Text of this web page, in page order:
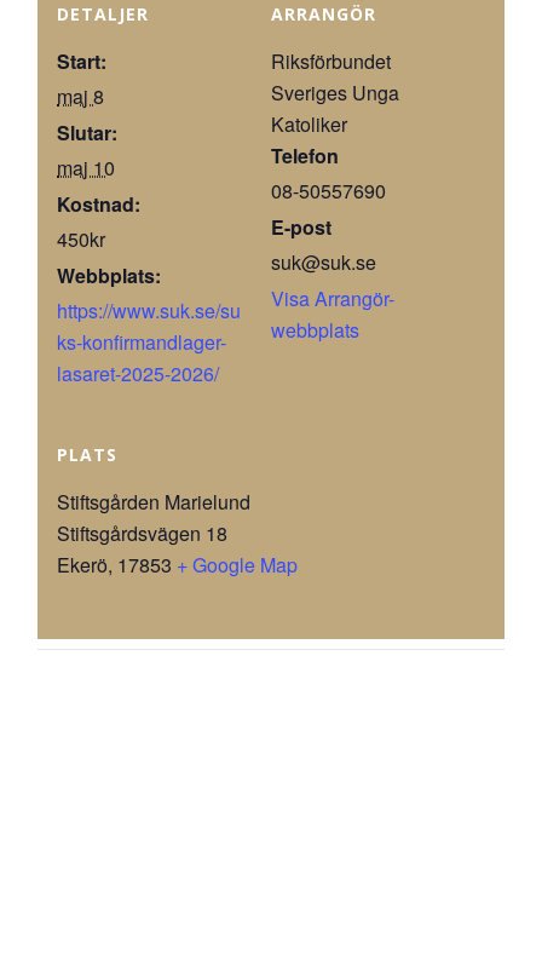
DETALJER
Start:
maj 8
Slutar:
maj 10
Kostnad:
450kr
Webbplats:
https://www.suk.se/su
ks-konfirmandlager-
lasaret-2025-2026/
PLATS
Stiftsgården Marielund
Stiftsgårdsvägen 18
Ekerö, 17853 + Google Map
ARRANGÖR
Riksförbundet
Sveriges Unga
Katoliker
Telefon
08-50557690
E-post
suk@suk.se
Visa Arrangör-
webbplats